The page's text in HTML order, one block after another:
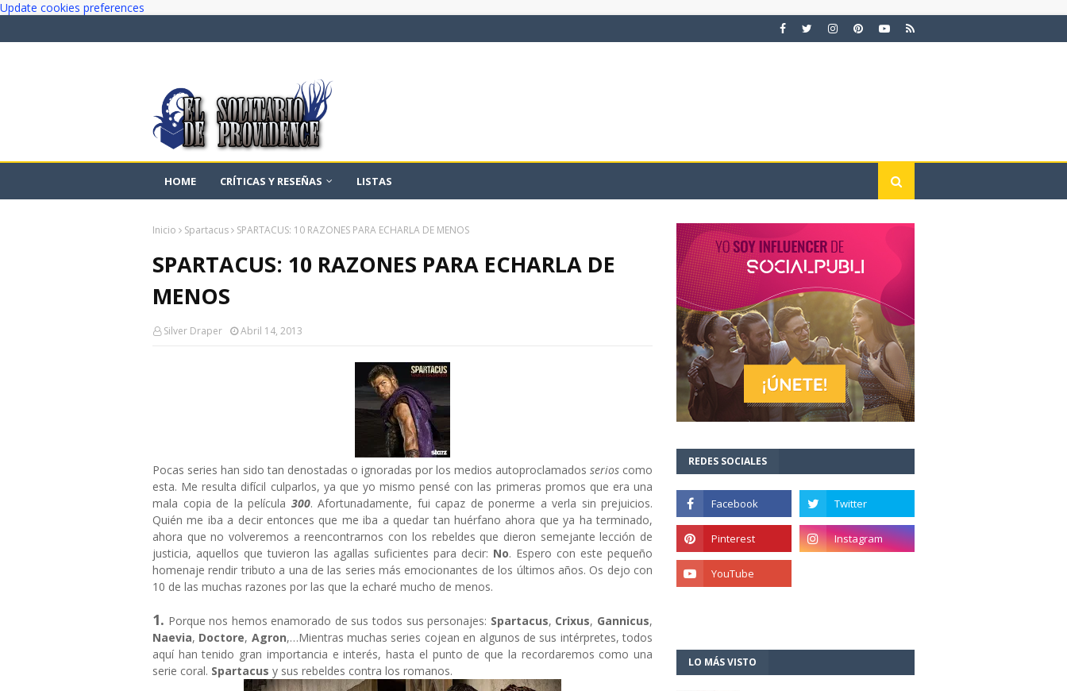
Update cookies preferences
HOME CRÍTICAS Y RESEÑAS LISTAS
Inicio Spartacus SPARTACUS: 10 RAZONES PARA ECHARLA DE MENOS
SPARTACUS: 10 RAZONES PARA ECHARLA DE
MENOS
Silver Draper Abril 14, 2013
Pocas series han sido tan denostadas o ignoradas por los medios autoproclamados serios como
esta. Me resulta difícil culparlos, ya que yo mismo pensé con las primeras promos que era una
mala copia de la película 300. Afortunadamente, fui capaz de ponerme a verla sin prejuicios.
Quién me iba a decir entonces que me iba a quedar tan huérfano ahora que ya ha terminado,
ahora que no volveremos a reencontrarnos con los rebeldes que dieron semejante lección de
justicia, aquellos que tuvieron las agallas suficientes para decir: No. Espero con este pequeño
homenaje rendir tributo a una de las series más emocionantes de los últimos años. Os dejo con
10 de las muchas razones por las que la echaré mucho de menos.
1. Porque nos hemos enamorado de sus todos sus personajes: Spartacus, Crixus, Gannicus,
Naevia, Doctore, Agron,…Mientras muchas series cojean en algunos de sus intérpretes, todos
aquí han tenido gran importancia e interés, hasta el punto de que la recordaremos como una
serie coral. Spartacus y sus rebeldes contra los romanos.
REDES SOCIALES
LO MÁS VISTO